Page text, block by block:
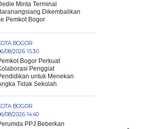
Minta Terminal
Dikembalikan
Pemkot Bogor
BOGOR
08/2026 15:30
Bogor Perkuat
Penggiat
untuk Menekan
Tidak Sekolah
BOGOR
08/2026 14:40
PPJ Beberkan